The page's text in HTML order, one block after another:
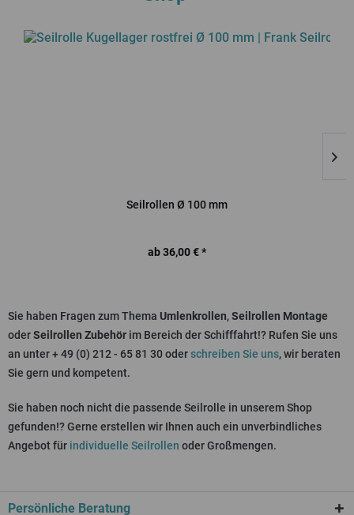
Seilrollen Ø 100 mm
ab 36,00 € *
Sie haben Fragen zum Thema Umlenkrollen,Seilrollen Montage
oderSeilrollen Zubehör im Bereich der Schifffahrt!? Rufen Sie uns
an unter+ 49 (0) 212 - 65 81 30oderschreiben Sie uns, wir beraten
Sie gern und kompetent.
Sie haben noch nicht die passende Seilrolle in unserem Shop
gefunden!? Gerne erstellen wir Ihnen auch ein unverbindliches
Angebot für individuelle Seilrollen oder Großmengen.
Persönliche Beratung